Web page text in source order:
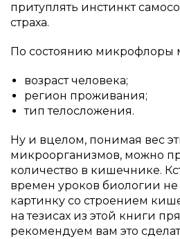
притуплять инстинкт
страха.
По состоянию микрофлоры
возраст человека;
регион проживания;
тип телосложения.
Ну и вцелом, понимая вес
микроорганизмов, можно
количество в кишечнике.
времен уроков биологии не
картинку со строением
на тезисах из этой книги
рекомендуем вам это